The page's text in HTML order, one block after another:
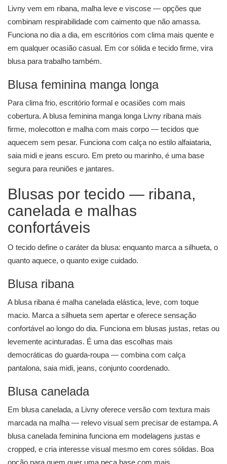
Livny vem em ribana, malha leve e viscose — opções que
combinam respirabilidade com caimento que não amassa.
Funciona no dia a dia, em escritórios com clima mais quente e
em qualquer ocasião casual. Em cor sólida e tecido firme, vira
blusa para trabalho também.
Blusa feminina manga longa
Para clima frio, escritório formal e ocasiões com mais
cobertura. A blusa feminina manga longa Livny ribana mais
firme, molecotton e malha com mais corpo — tecidos que
aquecem sem pesar. Funciona com calça no estilo alfaiataria,
saia midi e jeans escuro. Em preto ou marinho, é uma base
segura para reuniões e jantares.
Blusas por tecido — ribana,
canelada e malhas
confortáveis
O tecido define o caráter da blusa: enquanto marca a silhueta, o
quanto aquece, o quanto exige cuidado.
Blusa ribana
A blusa ribana é malha canelada elástica, leve, com toque
macio. Marca a silhueta sem apertar e oferece sensação
confortável ao longo do dia. Funciona em blusas justas, retas ou
levemente acinturadas. É uma das escolhas mais
democráticas do guarda-roupa — combina com calça
pantalona, saia midi, jeans, conjunto coordenado.
Blusa canelada
Em blusa canelada, a Livny oferece versão com textura mais
marcada na malha — relevo visual sem precisar de estampa. A
blusa canelada feminina funciona em modelagens justas e
cropped, e cria interesse visual mesmo em cores sólidas. Boa